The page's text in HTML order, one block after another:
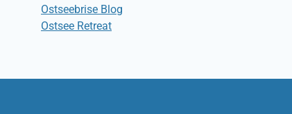
Ostseebrise Blog
Ostsee Retreat